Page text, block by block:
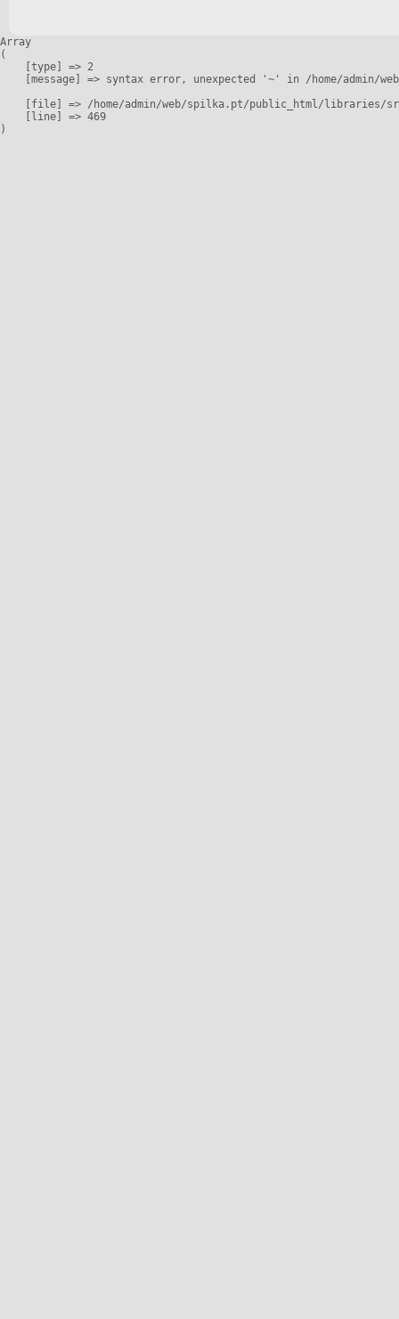
Array
(
    [type] => 2
[message] => syntax error, unexpected '~' in /home/admin/
[file] => /home/admin/web/spilka.pt/public_html/libraries/
    [line] => 469